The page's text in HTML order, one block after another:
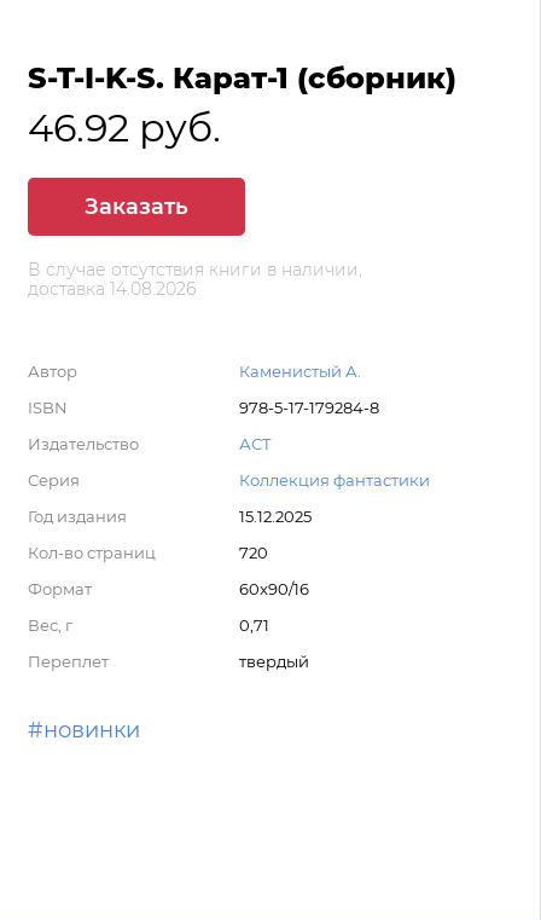
S-T-I-K-S. Карат-1 (сборник)
46.92 руб.
Заказать
В случае отсутствия книги в наличии,
доставка 14.08.2026
Автор
Каменистый А.
ISBN
978-5-17-179284-8
Издательство
АСТ
Серия
Коллекция фантастики
Год издания
15.12.2025
Кол-во страниц
720
Формат
60x90/16
Вес, г
0,71
Переплет
твердый
#новинки